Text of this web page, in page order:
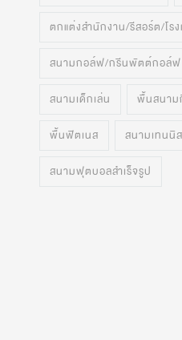
ตกแต่งสำนักงาน/รีสอร์ต/โรง
สนามกอล์ฟ/กรีนพัตต์กอล์ฟ
สนามเด็กเล่น พื้นสนาม
พื้นฟิตเนส สนามเทนนิส
สนามฟุตบอลสำเร็จรูป